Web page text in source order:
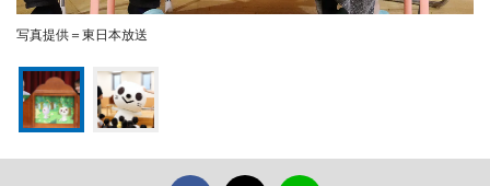
写真提供＝東日本放送